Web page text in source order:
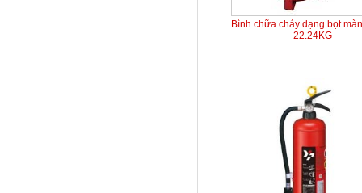
Bình chữa cháy dạng bọt
22.24KG